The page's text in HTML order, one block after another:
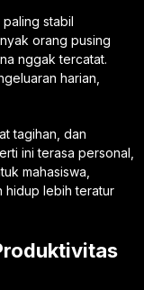
stabil
orang pusing
nggak tercatat.
harian,
tagihan, dan
ini terasa personal,
mahasiswa,
hidup lebih teratur